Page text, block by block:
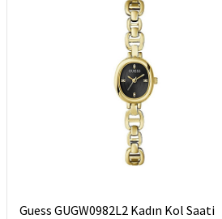
Guess GUGW0982L2 Kadın Kol Saati